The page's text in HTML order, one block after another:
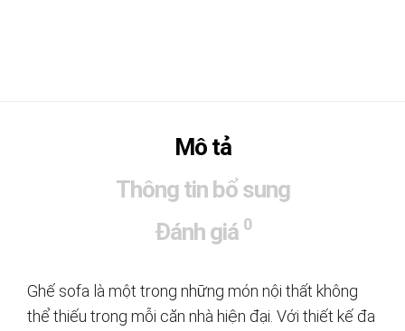
Mô tả
Thông tin bổ sung
Đánh giá 0
Ghế sofa là một trong những món nội thất không
thể thiếu trong mỗi căn nhà hiện đại. Với thiết kế đa